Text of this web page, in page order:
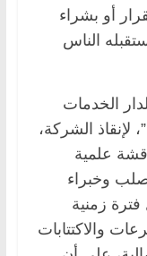
أو بشراء
الناس
الخدمات
لإنقاذ الشركة،
علمية
وخبراء
زمنية
والاكتتابات